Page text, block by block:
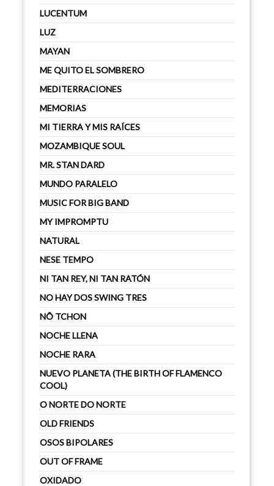
LUCENTUM
LUZ
MAYAN
ME QUITO EL SOMBRERO
MEDITERRACIONES
MEMORIAS
MI TIERRA Y MIS RAÍCES
MOZAMBIQUE SOUL
MR. STAN DARD
MUNDO PARALELO
MUSIC FOR BIG BAND
MY IMPROMPTU
NATURAL
NESE TEMPO
NI TAN REY, NI TAN RATÓN
NO HAY DOS SWING TRES
NÔ TCHON
NOCHE LLENA
NOCHE RARA
NUEVO PLANETA (THE BIRTH OF FLAMENCO
COOL)
O NORTE DO NORTE
OLD FRIENDS
OSOS BIPOLARES
OUT OF FRAME
OXIDADO